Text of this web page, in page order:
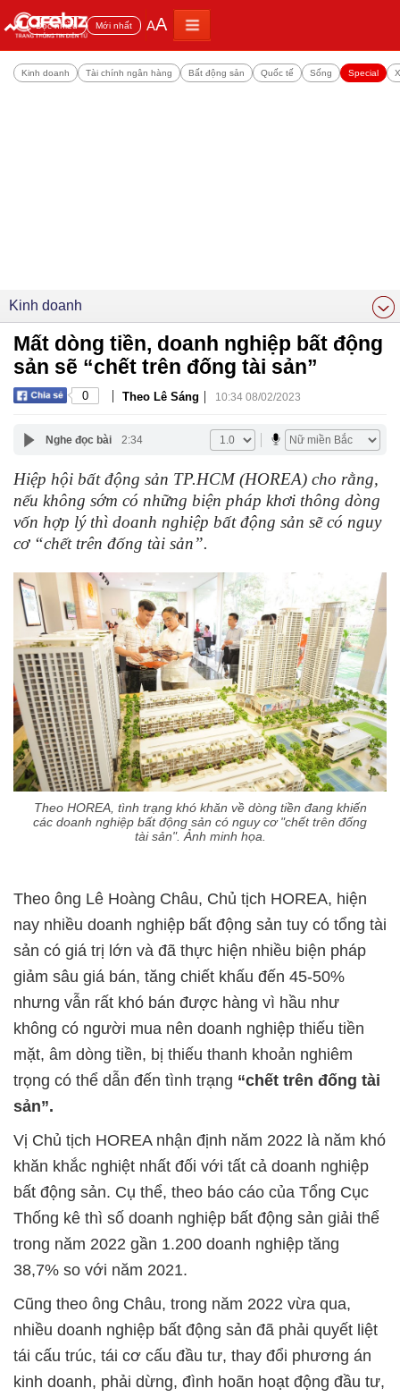
Đọc nhiều Mới nhất AA
Kinh doanh Tài chính ngân hàng Bất động sản Quốc tế Sống Special
Kinh doanh
Mất dòng tiền, doanh nghiệp bất động
sản sẽ “chết trên đống tài sản”
0 | Theo Lê Sáng | 10:34 08/02/2023
Nghe đọc bài 2:34
Hiệp hội bất động sản TP.HCM (HOREA) cho rằng,
nếu không sớm có những biện pháp khơi thông dòng
vốn hợp lý thì doanh nghiệp bất động sản sẽ có nguy
cơ “chết trên đống tài sản”.
Theo HOREA, tình trạng khó khăn về dòng tiền đang khiến
các doanh nghiệp bất động sản có nguy cơ "chết trên đống
tài sản". Ảnh minh họa.
Theo ông Lê Hoàng Châu, Chủ tịch HOREA, hiện
nay nhiều doanh nghiệp bất động sản tuy có tổng tài
sản có giá trị lớn và đã thực hiện nhiều biện pháp
giảm sâu giá bán, tăng chiết khấu đến 45-50%
nhưng vẫn rất khó bán được hàng vì hầu như
không có người mua nên doanh nghiệp thiếu tiền
mặt, âm dòng tiền, bị thiếu thanh khoản nghiêm
trọng có thể dẫn đến tình trạng “chết trên đống tài
sản”.
Vị Chủ tịch HOREA nhận định năm 2022 là năm khó
khăn khắc nghiệt nhất đối với tất cả doanh nghiệp
bất động sản. Cụ thể, theo báo cáo của Tổng Cục
Thống kê thì số doanh nghiệp bất động sản giải thể
trong năm 2022 gần 1.200 doanh nghiệp tăng
38,7% so với năm 2021.
Cũng theo ông Châu, trong năm 2022 vừa qua,
nhiều doanh nghiệp bất động sản đã phải quyết liệt
tái cấu trúc, tái cơ cấu đầu tư, thay đổi phương án
kinh doanh, phải dừng, đình hoãn hoạt động đầu tư,